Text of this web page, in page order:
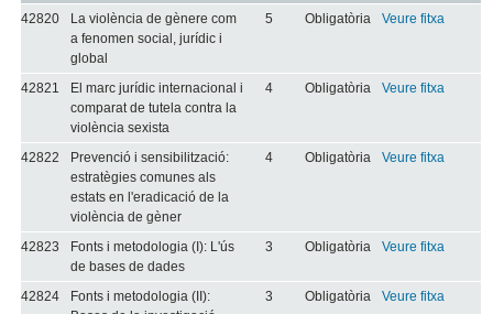
42820
La violència de gènere com
a fenomen social, jurídic i
global
5 Obligatòria Veure fitxa
42821
El marc jurídic internacional i
comparat de tutela contra la
violència sexista
4 Obligatòria Veure fitxa
42822
Prevenció i sensibilització:
estratègies comunes als
estats en l'eradicació de la
violència de gèner
4 Obligatòria Veure fitxa
42823
Fonts i metodologia (I): L'ús
de bases de dades
3 Obligatòria Veure fitxa
42824
Fonts i metodologia (II):
3 Obligatòria Veure fitxa